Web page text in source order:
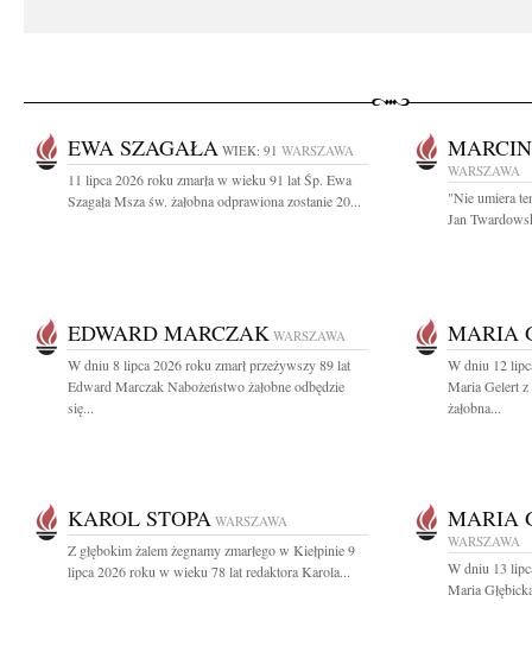
EWA SZAGAŁA WIEK: 91 WARSZAWA
11 lipca 2026 roku zmarła w wieku 91 lat Śp. Ewa
Szagała Msza św. żałobna odprawiona zostanie 20...
WARSZAWA
"Nie umiera
Jan
EDWARD MARCZAK WARSZAWA
W dniu 8 lipca 2026 roku zmarł przeżywszy 89 lat
Edward Marczak Nabożeństwo żałobne odbędzie
się...
MARIA
W dniu 12
Maria Gelert
żałobna...
KAROL STOPA WARSZAWA
Z głębokim żalem żegnamy zmarłego w Kiełpinie 9
lipca 2026 roku w wieku 78 lat redaktora Karola...
MARIA
WARSZAWA
W dniu 13
Maria